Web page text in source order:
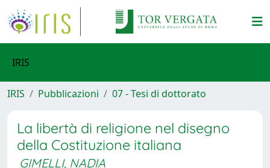
IRIS
IRIS Pubblicazioni 07 - Tesi di dottorato
La libertà di religione nel disegno
della Costituzione italiana
GIMELLI, NADIA